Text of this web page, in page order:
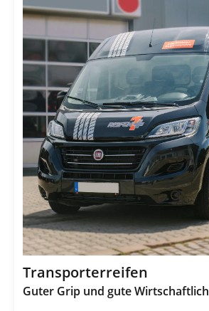
Transporterreifen
Guter Grip und gute